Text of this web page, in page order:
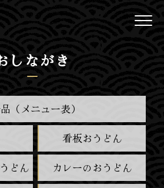
しながき
（メニュー表）
看板おうどん
どん
カレーのおうどん